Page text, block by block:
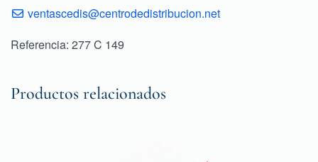
ventascedis@centrodedistribucion.net
Referencia: 277 C 149
Productos relacionados